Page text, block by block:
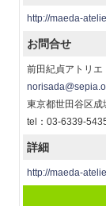
http://maeda-
お問合せ
前田紀貞アトリエ
東京都世田谷区成
tel：03-6339-
詳細
http://maeda-